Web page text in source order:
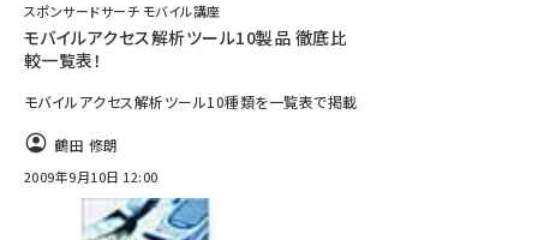
スポンサードサーチ モバイル講座
モバイルアクセス解析ツール10製品 徹底比
較一覧表！
モバイルアクセス解析ツール10種類を一覧表で掲載
鶴田 修朗
2009年9月10日 12:00